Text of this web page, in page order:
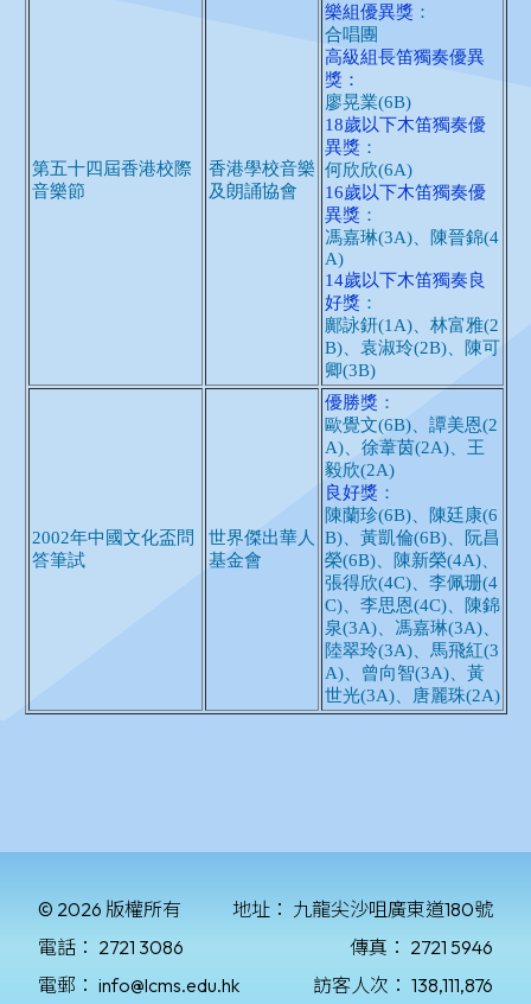
© 2026 版權所有 地址： 九龍尖沙咀廣東道180號
電話： 2721 3086 傳真： 2721 5946
電郵： info@lcms.edu.hk 訪客人次： 138,111,876